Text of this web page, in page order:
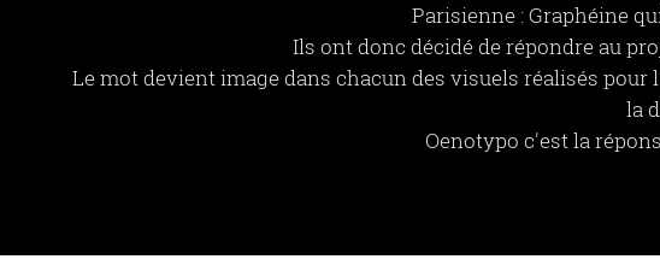
Parisienne : Graphéine
Ils ont donc décidé de répondre au
Le mot devient image dans chacun des visuels réalisés
la
Oenotypo c'est la